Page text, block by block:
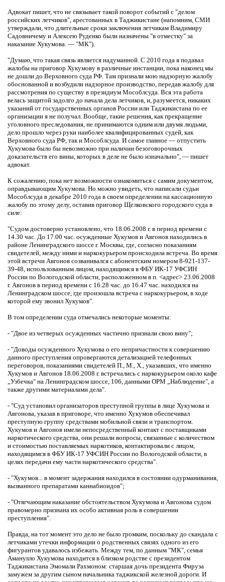
Адвокат пишет, что не связывает такой поворот событий с "делом
российских летчиков", арестованных в Таджикистане (напомним, СМИ
утверждали, что длительные сроки заключения летчикам Владимиру
Садовничему и Алексею Руденко были назначены "в отместку" за
наказание Хукумова. — "МК").
"Думаю, что такая связь является надуманной. С 2010 года я подавал
жалобы на приговор Хукумову в различные инстанции, пока наконец мы
не дошли до Верховного суда РФ. Там признали мою надзорную жалобу
обоснованной и возбудили надзорное производство, передав жалобу для
рассмотрения по существу в президиум Мособлсуда. Вся эта работа
велась защитой задолго до начала дела летчиков, и, разумеется, никаких
указаний от государственных органов России или Таджикистана по ее
организации я не получал. Вообще, такие решения, как прекращение
уголовного преследования, не принимаются одним или двумя людьми,
дело прошло через руки наиболее квалифицированных судей, как
Верховного суда РФ, так и Мособлсуда. И самое главное — отпустить
Хукумова было бы невозможно при наличии безоговорочных
доказательств его вины, которых в деле не было изначально", — пишет
адвокат.
К сожалению, пока нет возможности ознакомиться с самим документом,
оправдывающим Хукумова. Но можно увидеть, что написали судьи
Мособлсуда в декабре 2010 года в своем определении на кассационную
жалобу по этому делу, оставив приговор Щелковского городского суда в
силе:
"Судом достоверно установлено, что 18.06.2008 г. в период времени с
14.30 час. До 17.00 час. осужденные Хукумов и Авгонов находились в
районе Ленинградского шоссе г. Москвы, где, согласно показаниям
свидетелей, между ними и наркокурьером происходила встреча. Во время
этой встречи Авгонов созванивался с абонентским номером 8-921-137-
39-48, использованным лицом, находящимся в ФБУ ИК-17 УФСИН
России по Вологодской области, расположенном в п. <адрес> 23.06.2008
г. Авгонов в период времени с 16.28 час. до 16.47 час. находился на
Ленинградском шоссе, где произошла встреча с наркокурьером, в ходе
которой ему звонил Хукумов".
В том определении суда отмечались некоторые моменты:
- "Двое из четверых осужденных частично признали свою вину";
- "Доводы осужденного Хукумова о его непричастности к совершению
данного преступления опровергаются детализацией телефонных
переговоров, показаниями свидетелей П., М., Х., указавших, что именно
Хукумов и Авгонов 18.06.2008 г. встречались с наркокурьером около кафе
„Узбечка" на Ленинградском шоссе, 106, данными ОРМ „Наблюдение", а
также другими материалами дела".
- "Суд установил организаторов преступной группы в лице Хукумова и
Авгонова, указав в приговоре, что именно Хукумов обеспечивал
преступную группу средствами мобильной связи и транспортом.
Хукумов и Авгонов имели непосредственный контакт с поставщиками
наркотического средства, они решали вопросы, связанные с количеством
и стоимостью поставляемых наркотиков, контактировали с лицом,
находящимся в ФБУ ИК-17 УФСИН России по Вологодской области, в
целях передачи ему части наркотического средства".
- "Хукумов... в момент задержания находился в состоянии одурманивания,
вызванного препаратами каннабиоидов";
- "Отягчающим наказание обстоятельством Хукумова и Авгонова судом
правомерно признана их особо активная роль в совершении
преступления".
Правда, на тот момент это дело не было громким, поскольку до скандала с
летчиками утечки информации о родственных связях одного из его
фигурантов удавалось избежать. Между тем, по данным "МК", семья
Аманулло Хукумова находится в близком родстве с президентом
Таджикистана Эмомали Рахмоном: старшая дочь президента Фируза
замужем за другим сыном начальника таджикской железной дороги. И